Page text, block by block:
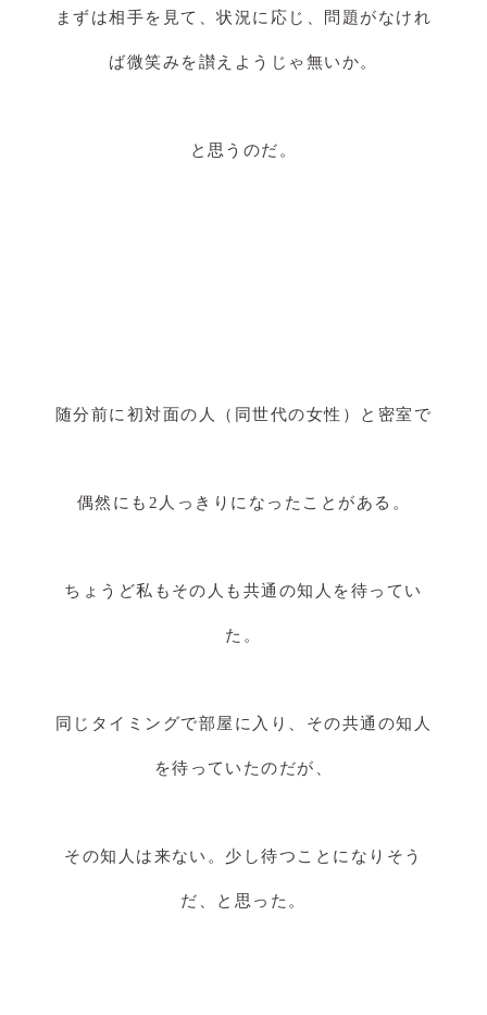
まずは相手を見て、状況に応じ、問題がなけれ
ば微笑みを讃えようじゃ無いか。
と思うのだ。
随分前に初対面の人（同世代の女性）と密室で
偶然にも2人っきりになったことがある。
ちょうど私もその人も共通の知人を待ってい
た。
同じタイミングで部屋に入り、その共通の知人
を待っていたのだが、
その知人は来ない。少し待つことになりそう
だ、と思った。